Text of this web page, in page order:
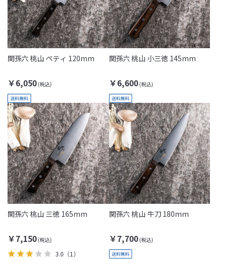
関孫六 桃山 ペティ 120mm
￥6,050
関孫六 桃山 小三徳 145mm
￥6,600
関孫六 桃山 三徳 165mm
￥7,150
3.0 （1）
関孫六 桃山 牛刀 180mm
￥7,700